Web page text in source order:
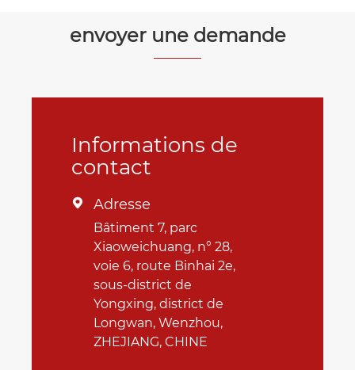
envoyer une demande
Informations de
contact
 Adresse
Bâtiment 7, parc
Xiaoweichuang, n° 28,
voie 6, route Binhai 2e,
sous-district de
Yongxing, district de
Longwan, Wenzhou,
ZHEJIANG, CHINE